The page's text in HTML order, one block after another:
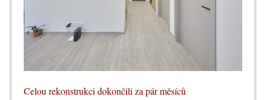
Celou rekonstrukci dokončili za pár měsíců